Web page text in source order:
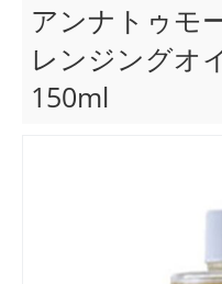
アンナトゥモ
レンジングオ
150ml